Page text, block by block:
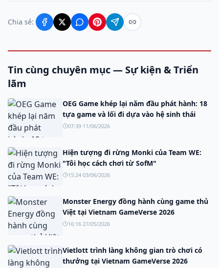
Chia sẻ:
Tin cùng chuyên mục — Sự kiện & Triển
lãm
OEG Game khép lại năm đầu phát hành: 18
tựa game và lối đi dựa vào hệ sinh thái
07:39 11/06/2026
Hiện tượng đi rừng Monki của Team WE:
"Tôi học cách chơi từ SofM"
15:24 03/06/2026
Monster Energy đồng hành cùng game thủ
Việt tại Vietnam GameVerse 2026
16:16 27/05/2026
Vietlott trình làng không gian trò chơi có
thưởng tại Vietnam GameVerse 2026